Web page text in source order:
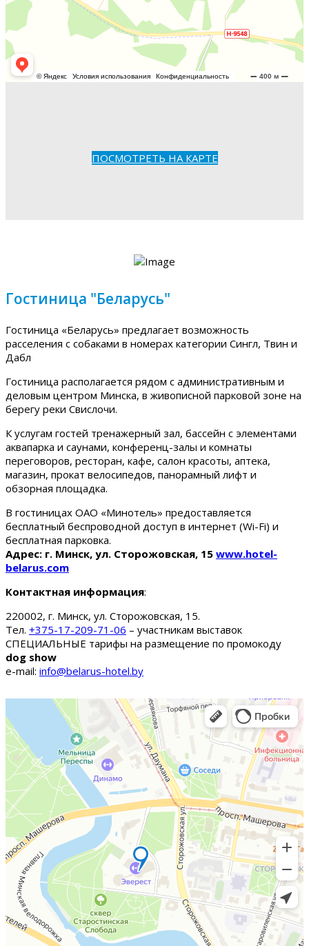
ПОСМОТРЕТЬ НА КАРТЕ
Гостиница "Беларусь"
Гостиница «Беларусь» предлагает возможность
расселения с собаками в номерах категории Сингл, Твин и
Дабл
Гостиница располагается рядом с административным и
деловым центром Минска, в живописной парковой зоне на
берегу реки Свислочи.
К услугам гостей тренажерный зал, бассейн с элементами
аквапарка и саунами, конференц-залы и комнаты
переговоров, ресторан, кафе, салон красоты, аптека,
магазин, прокат велосипедов, панорамный лифт и
обзорная площадка.
В гостиницах ОАО «Минотель» предоставляется
бесплатный беспроводной доступ в интернет (Wi-Fi) и
бесплатная парковка.
Адрес: г. Минск, ул. Сторожовская, 15 www.hotel-
belarus.com
Контактная информация:
220002, г. Минск, ул. Сторожовская, 15.
Тел. +375-17-209-71-06 – участникам выставок
СПЕЦИАЛЬНЫЕ тарифы на размещение по промокоду
dog show
e-mail: info@belarus-hotel.by